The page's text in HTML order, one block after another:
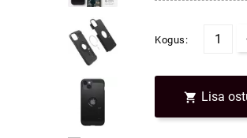
Kogus:
 Lisa